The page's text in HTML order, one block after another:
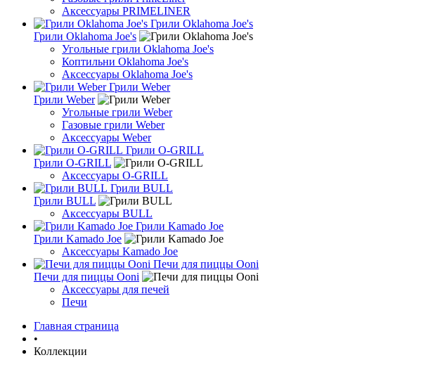
Аксессуары PRIMELINER
Грили Oklahoma Joe's
Грили Oklahoma Joe's
Угольные грили Oklahoma Joe's
Коптильни Oklahoma Joe's
Аксессуары Oklahoma Joe's
Грили Weber
Грили Weber
Угольные грили Weber
Газовые грили Weber
Аксессуары Weber
Грили O-GRILL
Грили O-GRILL
Аксессуары O-GRILL
Грили BULL
Грили BULL
Аксессуары BULL
Грили Kamado Joe
Грили Kamado Joe
Аксессуары Kamado Joe
Печи для пиццы Ooni
Печи для пиццы Ooni
Аксессуары для печей
Печи
Главная страница
•
Коллекции